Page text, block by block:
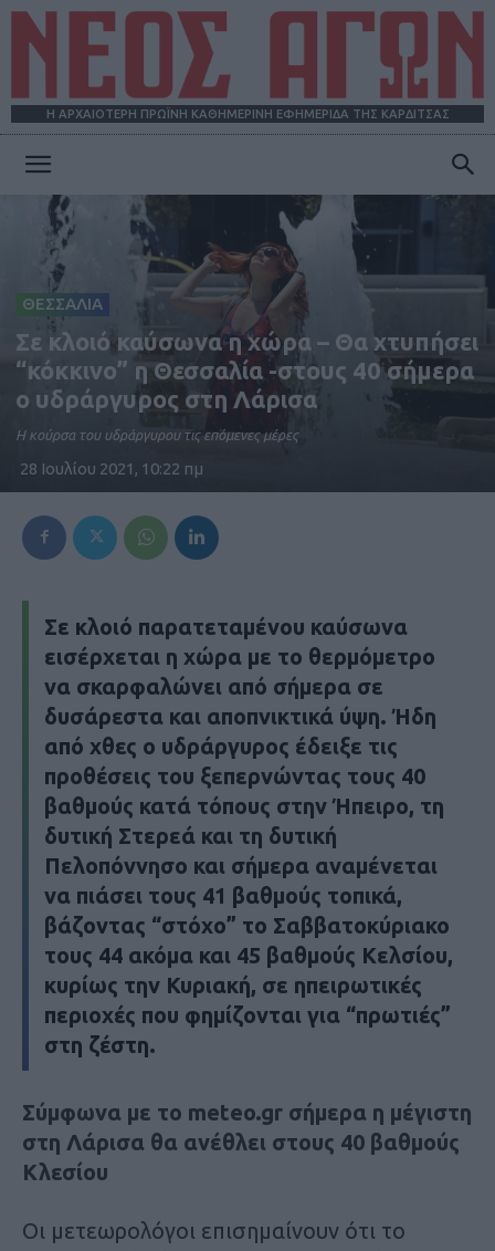
Η ΑΡΧΑΙΟΤΕΡΗ ΠΡΩΪΝΗ ΚΑΘΗΜΕΡΙΝΗ ΕΦΗΜΕΡΙΔΑ ΤΗΣ ΚΑΡΔΙΤΣΑΣ
ΑΓΩΝ
ΘΕΣΣΑΛΙΑ
Σε κλοιό καύσωνα η χώρα – Θα χτυπήσει
“κόκκινο” η Θεσσαλία -στους 40 σήμερα
ο υδράργυρος στη Λάρισα
Η κούρσα του υδράργυρου τις επόμενες μέρες
28 Ιουλίου 2021, 10:22 πμ
Σε κλοιό παρατεταμένου καύσωνα
εισέρχεται η χώρα με το θερμόμετρο
να σκαρφαλώνει από σήμερα σε
δυσάρεστα και αποπνικτικά ύψη. Ήδη
από χθες ο υδράργυρος έδειξε τις
προθέσεις του ξεπερνώντας τους 40
βαθμούς κατά τόπους στην Ήπειρο, τη
δυτική Στερεά και τη δυτική
Πελοπόννησο και σήμερα αναμένεται
να πιάσει τους 41 βαθμούς τοπικά,
βάζοντας “στόχο” το Σαββατοκύριακο
τους 44 ακόμα και 45 βαθμούς Κελσίου,
κυρίως την Κυριακή, σε ηπειρωτικές
περιοχές που φημίζονται για “πρωτιές”
στη ζέστη.
Σύμφωνα με το meteo.gr σήμερα η μέγιστη
στη Λάρισα θα ανέθλει στους 40 βαθμούς
Κλεσίου
Οι μετεωρολόγοι επισημαίνουν ότι το